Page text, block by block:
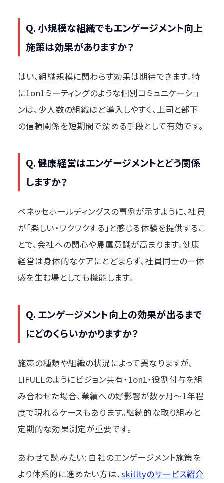
Q. 小規模な組織でもエンゲージメント向上
施策は効果がありますか？
はい、組織規模に関わらず効果は期待できます。特
に1on1ミーティングのような個別コミュニケーショ
ンは、少人数の組織ほど導入しやすく、上司と部下
の信頼関係を短期間で深める手段として有効です。
Q. 健康経営はエンゲージメントとどう関係
しますか？
ベネッセホールディングスの事例が示すように、社員
が「楽しい・ワクワクする」と感じる体験を提供するこ
とで、会社への関心や帰属意識が高まります。健康
経営は身体的なケアにとどまらず、社員同士の一体
感を生む場としても機能します。
Q. エンゲージメント向上の効果が出るまで
にどのくらいかかりますか？
施策の種類や組織の状況によって異なりますが、
LIFULLのようにビジョン共有・1on1・役割付与を組
み合わせた場合、業績への好影響が数ヶ月〜1年程
度で現れるケースもあります。継続的な取り組みと
定期的な効果測定が重要です。
あわせて読みたい: 自社のエンゲージメント施策を
より体系的に進めたい方は、skilltyのサービス紹介